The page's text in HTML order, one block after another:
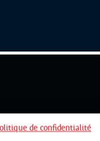
ZENITH STRASBOURG
de confidentialité